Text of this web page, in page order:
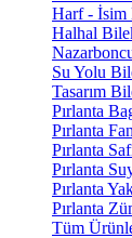
Harf -
Halhal
Su Yolu
Tasarım
Pırlanta
Pırlanta
Pırlanta
Pırlanta
Pırlanta
Pırlanta
Tüm